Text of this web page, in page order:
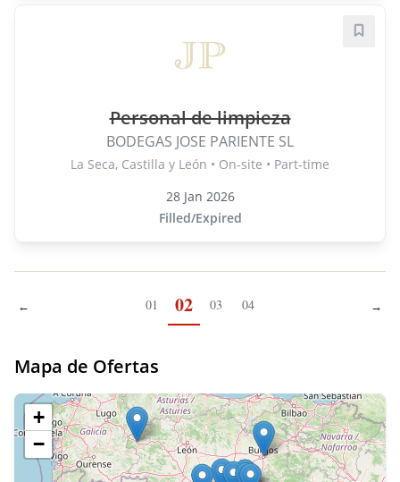
Personal de limpieza
BODEGAS JOSE PARIENTE SL
La Seca, Castilla y León • On-site • Part-time
28 Jan 2026
Filled/Expired
Save
←
Previous page 01 02 03 04 →
Mapa de Ofertas
+
−